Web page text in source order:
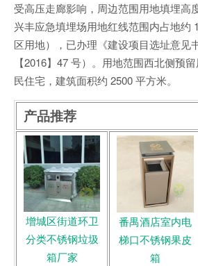
受高压走廊影响，周边范围用地填埋高
兴丰应急填埋场用地红线范围内占地约
区用地），已办理《建设项目选址意见
【2016】47 号）。用地范围西北侧预
民住宅，建筑面积约 2500 平方米。
产品推荐
增城区街道环卫
分类不锈钢垃圾
箱厂家
番禺酒店室内电
梯口不锈钢果皮
箱